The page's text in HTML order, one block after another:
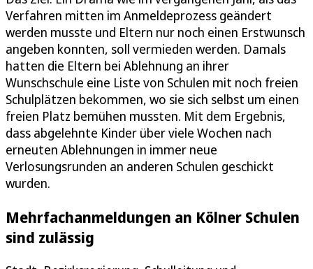
Verfahren mitten im Anmeldeprozess geändert
werden musste und Eltern nur noch einen Erstwunsch
angeben konnten, soll vermieden werden. Damals
hatten die Eltern bei Ablehnung an ihrer
Wunschschule eine Liste von Schulen mit noch freien
Schulplätzen bekommen, wo sie sich selbst um einen
freien Platz bemühen mussten. Mit dem Ergebnis,
dass abgelehnte Kinder über viele Wochen nach
erneuten Ablehnungen in immer neue
Verlosungsrunden an anderen Schulen geschickt
wurden.
Mehrfachanmeldungen an Kölner Schulen
sind zulässig